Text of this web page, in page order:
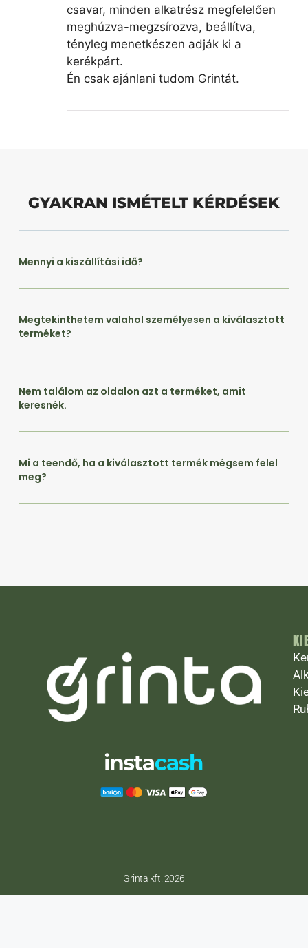
csavar, minden alkatrész megfelelően
meghúzva-megzsírozva, beállítva,
tényleg menetkészen adják ki a
kerékpárt.
Én csak ajánlani tudom Grintát.
GYAKRAN ISMÉTELT KÉRDÉSEK
Mennyi a kiszállítási idő?
Megtekinthetem valahol személyesen a kiválasztott
terméket?
Nem találom az oldalon azt a terméket, amit
keresnék.
Mi a teendő, ha a kiválasztott termék mégsem felel
meg?
Grinta kft. 2026